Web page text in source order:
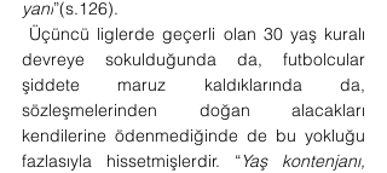
yani”(s.126).
Üçüncü liglerde geçerli olan 30 yaş kuralı
devreye sokulduğunda da, futbolcular
şiddete maruz kaldıklarında da,
sözleşmelerinden doğan alacakları
kendilerine ödenmediğinde de bu yokluğu
fazlasıyla hissetmişlerdir. “Yaş kontenjanı,